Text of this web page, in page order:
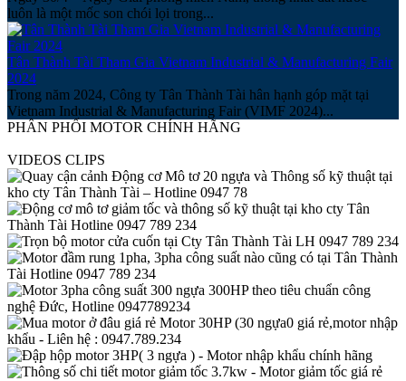
luôn là một mốc son chói lọi trong...
Tân Thành Tài Tham Gia Vietnam Industrial & Manufacturing Fair
2024
Trong năm 2024, Công ty Tân Thành Tài hân hạnh góp mặt tại
Vietnam Industrial & Manufacturing Fair (VIMF 2024)...
PHÂN PHỐI MOTOR CHÍNH HÃNG
VIDEOS CLIPS